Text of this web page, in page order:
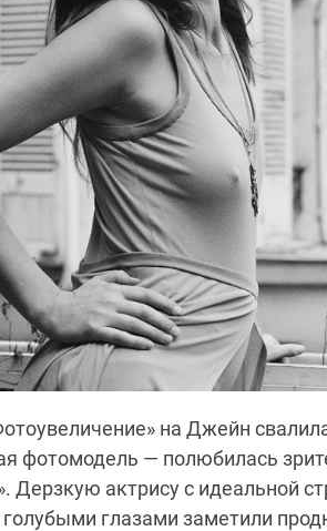
на Джейн
фотомодель — полюбилась
Дерзкую актрису с идеальной
глазами заметили